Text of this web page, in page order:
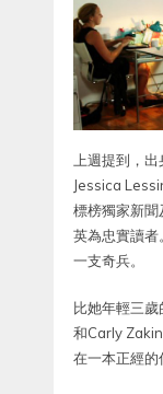
上週提到，
Jessica
標榜獨家新
英為忠實讀者
一支奇兵。
比她年輕三歲
和Carly
在一本正經的